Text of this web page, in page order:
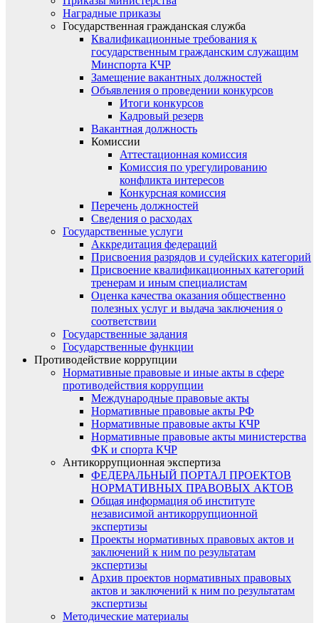
Наградные приказы
Государственная гражданская служба
Квалификационные требования к
государственным гражданским служащим
Минспорта КЧР
Замещение вакантных должностей
Объявления о проведении конкурсов
Итоги конкурсов
Кадровый резерв
Вакантная должность
Комиссии
Аттестационная комиссия
Комиссия по урегулированию
конфликта интересов
Конкурсная комиссия
Перечень должностей
Сведения о расходах
Государственные услуги
Аккредитация федераций
Присвоения разрядов и судейских категорий
Присвоение квалификационных категорий
тренерам и иным специалистам
Оценка качества оказания общественно
полезных услуг и выдача заключения о
соответствии
Государственные задания
Государственные функции
Противодействие коррупции
Нормативные правовые и иные акты в сфере
противодействия коррупции
Международные правовые акты
Нормативные правовые акты РФ
Нормативные правовые акты КЧР
Нормативные правовые акты министерства
ФК и спорта КЧР
Антикоррупционная экспертиза
ФЕДЕРАЛЬНЫЙ ПОРТАЛ ПРОЕКТОВ
НОРМАТИВНЫХ ПРАВОВЫХ АКТОВ
Общая информация об институте
независимой антикоррупционной
экспертизы
Проекты нормативных правовых актов и
заключений к ним по результатам
экспертизы
Архив проектов нормативных правовых
актов и заключений к ним по результатам
экспертизы
Методические материалы